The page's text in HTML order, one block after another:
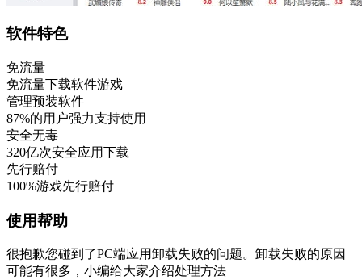
软件特色
免流量
免流量下载软件游戏
管理预装软件
87%的用户强力支持使用
安全无毒
320亿次安全应用下载
先行赔付
100%游戏先行赔付
使用帮助
很抱歉您碰到了PC端应用卸载失败的问题。卸载失败的原因
可能有很多，小编给大家介绍处理方法